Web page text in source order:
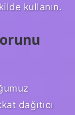
kullanın.
dağıtıcı